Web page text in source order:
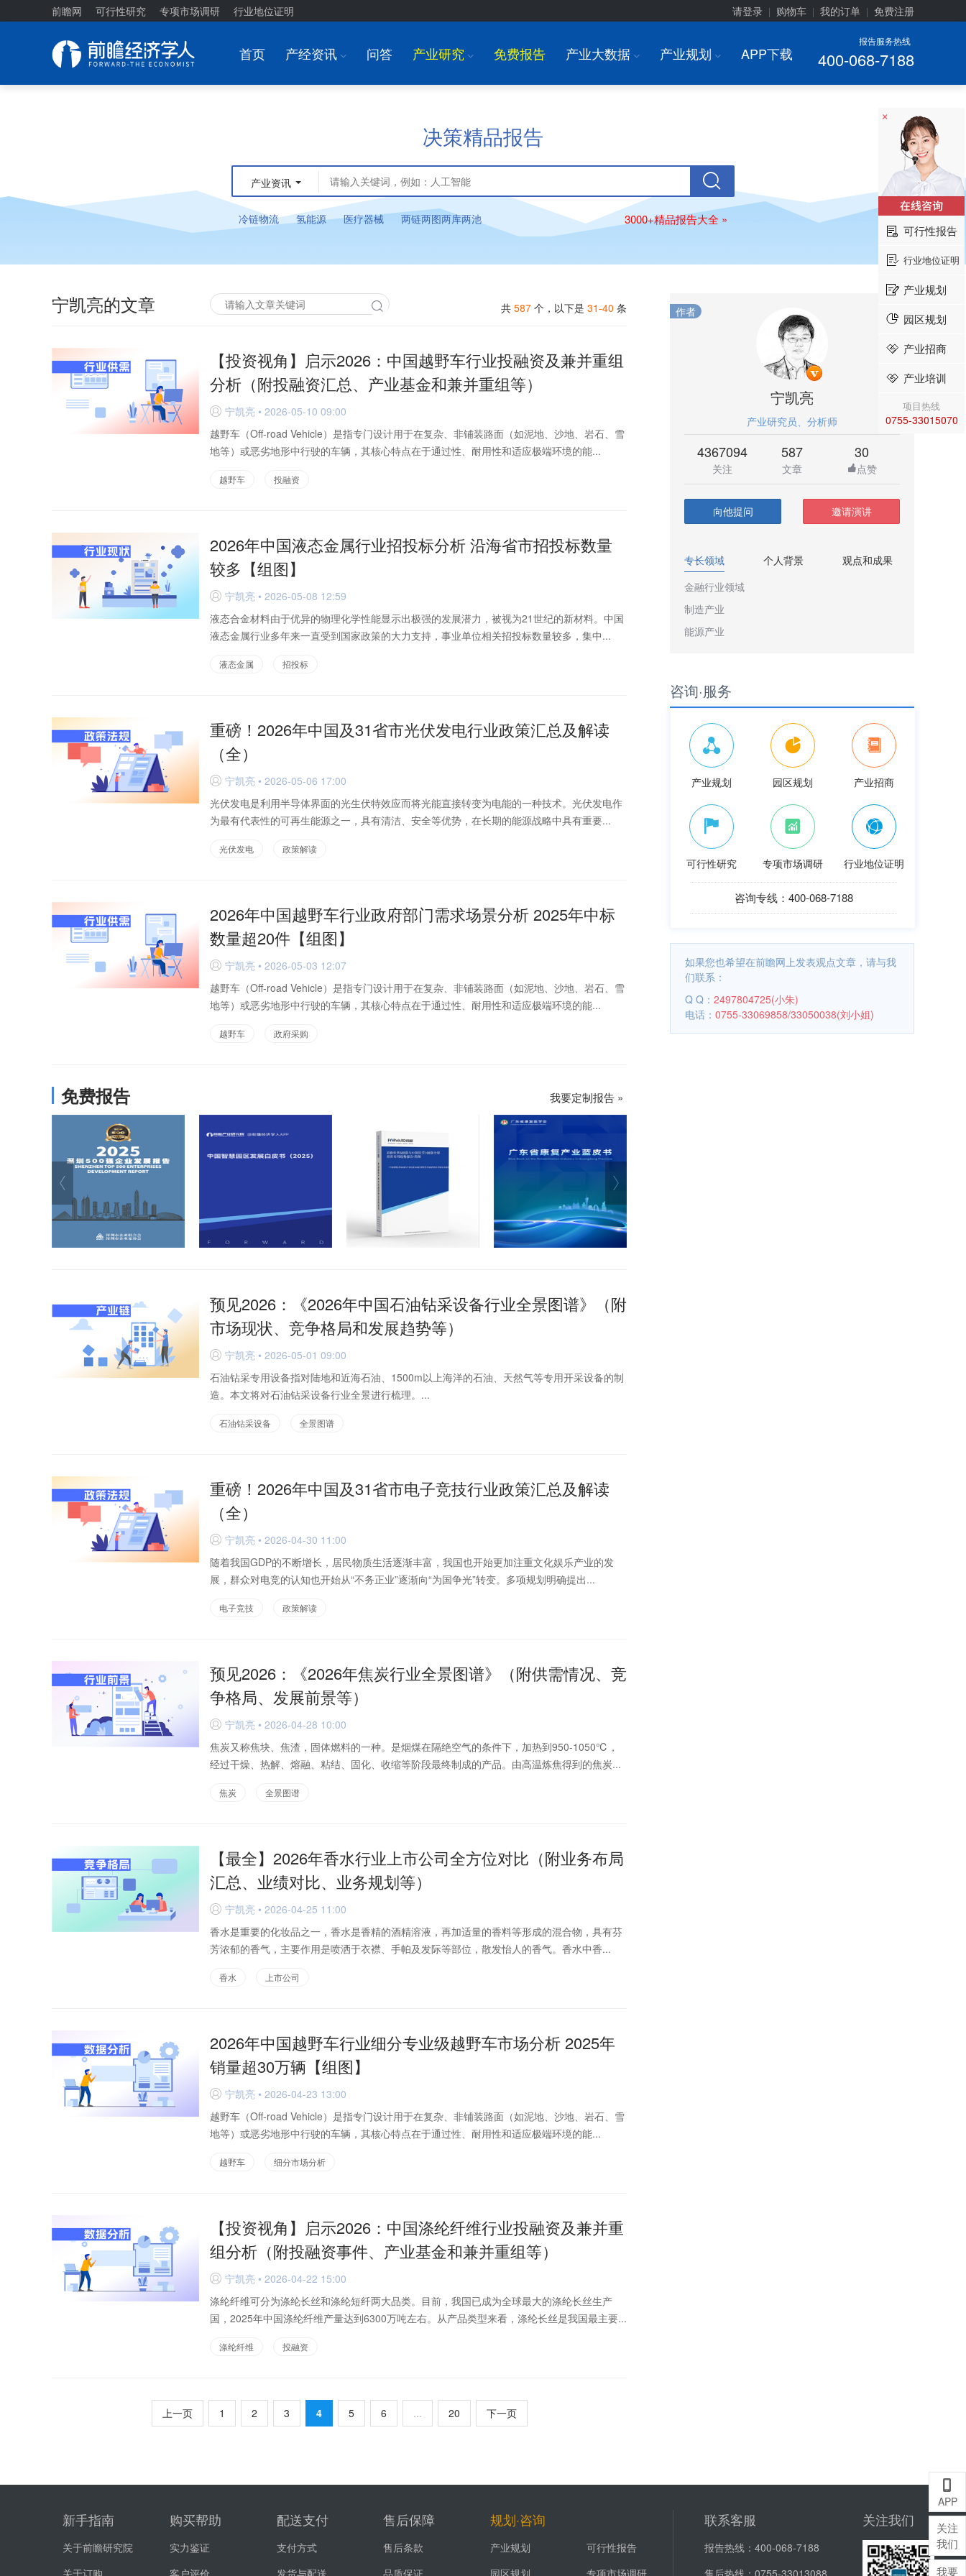
前瞻网 可行性研究 专项市场调研 行业地位证明 请登录 购物车 我的订单 免费注册
报告服务热线
400-068-7188
首页 产经资讯 I 问答 产业研究 I 免费报告 产业大数据 I 产业规划 I APP下载
决策精品报告
产业资讯
冷链物流 氢能源 医疗器械 两链两图两库两池 3000+精品报告大全 »
宁凯亮的文章 共 587 个，以下是 31-40 条
【投资视角】启示2026：中国越野车行业投融资及兼并重组
分析（附投融资汇总、产业基金和兼并重组等）
D 宁凯亮 • 2026-05-10 09:00
越野车（Off-road Vehicle）是指专门设计用于在复杂、非铺装路面（如泥地、沙地、岩石、雪
地等）或恶劣地形中行驶的车辆，其核心特点在于通过性、耐用性和适应极端环境的能...
越野车 投融资
2026年中国液态金属行业招投标分析 沿海省市招投标数量
较多【组图】
D 宁凯亮 • 2026-05-08 12:59
液态合金材料由于优异的物理化学性能显示出极强的发展潜力，被视为21世纪的新材料。中国
液态金属行业多年来一直受到国家政策的大力支持，事业单位相关招投标数量较多，集中...
液态金属 招投标
重磅！2026年中国及31省市光伏发电行业政策汇总及解读
（全）
D 宁凯亮 • 2026-05-06 17:00
光伏发电是利用半导体界面的光生伏特效应而将光能直接转变为电能的一种技术。光伏发电作
为最有代表性的可再生能源之一，具有清洁、安全等优势，在长期的能源战略中具有重要...
光伏发电 政策解读
2026年中国越野车行业政府部门需求场景分析 2025年中标
数量超20件【组图】
D 宁凯亮 • 2026-05-03 12:07
越野车（Off-road Vehicle）是指专门设计用于在复杂、非铺装路面（如泥地、沙地、岩石、雪
地等）或恶劣地形中行驶的车辆，其核心特点在于通过性、耐用性和适应极端环境的能...
越野车 政府采购
免费报告 我要定制报告 »
预见2026：《2026年中国石油钻采设备行业全景图谱》（附
市场现状、竞争格局和发展趋势等）
D 宁凯亮 • 2026-05-01 09:00
石油钻采专用设备指对陆地和近海石油、1500m以上海洋的石油、天然气等专用开采设备的制
造。本文将对石油钻采设备行业全景进行梳理。...
石油钻采设备 全景图谱
重磅！2026年中国及31省市电子竞技行业政策汇总及解读
（全）
D 宁凯亮 • 2026-04-30 11:00
随着我国GDP的不断增长，居民物质生活逐渐丰富，我国也开始更加注重文化娱乐产业的发
展，群众对电竞的认知也开始从“不务正业”逐渐向“为国争光”转变。多项规划明确提出...
电子竞技 政策解读
预见2026：《2026年焦炭行业全景图谱》（附供需情况、竞
争格局、发展前景等）
D 宁凯亮 • 2026-04-28 10:00
焦炭又称焦块、焦渣，固体燃料的一种。是烟煤在隔绝空气的条件下，加热到950-1050℃，
经过干燥、热解、熔融、粘结、固化、收缩等阶段最终制成的产品。由高温炼焦得到的焦炭...
焦炭 全景图谱
【最全】2026年香水行业上市公司全方位对比（附业务布局
汇总、业绩对比、业务规划等）
D 宁凯亮 • 2026-04-25 11:00
香水是重要的化妆品之一，香水是香精的酒精溶液，再加适量的香料等形成的混合物，具有芬
芳浓郁的香气，主要作用是喷洒于衣襟、手帕及发际等部位，散发怡人的香气。香水中香...
香水 上市公司
2026年中国越野车行业细分专业级越野车市场分析 2025年
销量超30万辆【组图】
D 宁凯亮 • 2026-04-23 13:00
越野车（Off-road Vehicle）是指专门设计用于在复杂、非铺装路面（如泥地、沙地、岩石、雪
地等）或恶劣地形中行驶的车辆，其核心特点在于通过性、耐用性和适应极端环境的能...
越野车 细分市场分析
【投资视角】启示2026：中国涤纶纤维行业投融资及兼并重
组分析（附投融资事件、产业基金和兼并重组等）
D 宁凯亮 • 2026-04-22 15:00
涤纶纤维可分为涤纶长丝和涤纶短纤两大品类。目前，我国已成为全球最大的涤纶长丝生产
国，2025年中国涤纶纤维产量达到6300万吨左右。从产品类型来看，涤纶长丝是我国最主要...
涤纶纤维 投融资
上一页 1 2 3 4 5 6 ... 20 下一页
作者
宁凯亮
产业研究员、分析师
4367094
关注
587
文章
30
点赞
向他提问 邀请演讲
专长领域 个人背景
观点和成果
金融行业领域
制造产业
能源产业
咨询·服务
产业规划 园区规划 产业招商
可行性研究 专项市场调研 行业地位证明
咨询专线：400-068-7188
如果您也希望在前瞻网上发表观点文章，请与我
们联系：
Q Q： 2497804725(小朱)
电话： 0755-33069858/33050038(刘小姐)
×
可行性报告
行业地位证明
产业规划
园区规划
产业招商
产业培训
项目热线
0755-33015070
A
APP
关注
我们
我要
新手指南
关于前瞻研究院
关于订购
购买帮助
实力鉴证
客户评价
配送支付
支付方式
发货与配送
售后保障
售后条款
品质保证
规划·咨询
产业规划
可行性报告
园区规划
专项市场调研
联系客服
报告热线： 400-068-7188
售后热线： 0755-33013088
关注我们